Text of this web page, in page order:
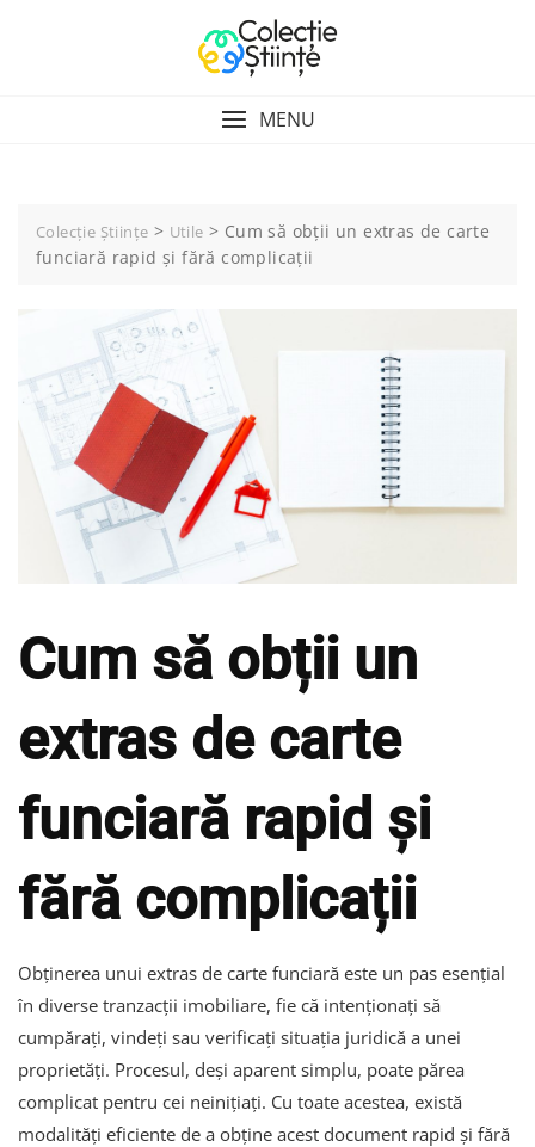
MENU
Colecție Științe > Utile > Cum să obții un extras de carte
funciară rapid și fără complicații
Cum să obții un
extras de carte
funciară rapid și
fără complicații
Obținerea unui extras de carte funciară este un pas esențial
în diverse tranzacții imobiliare, fie că intenționați să
cumpărați, vindeți sau verificați situația juridică a unei
proprietăți. Procesul, deși aparent simplu, poate părea
complicat pentru cei neinițiați. Cu toate acestea, există
modalități eficiente de a obține acest document rapid și fără